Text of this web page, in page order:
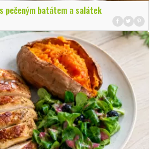
pečeným batátem a salátek